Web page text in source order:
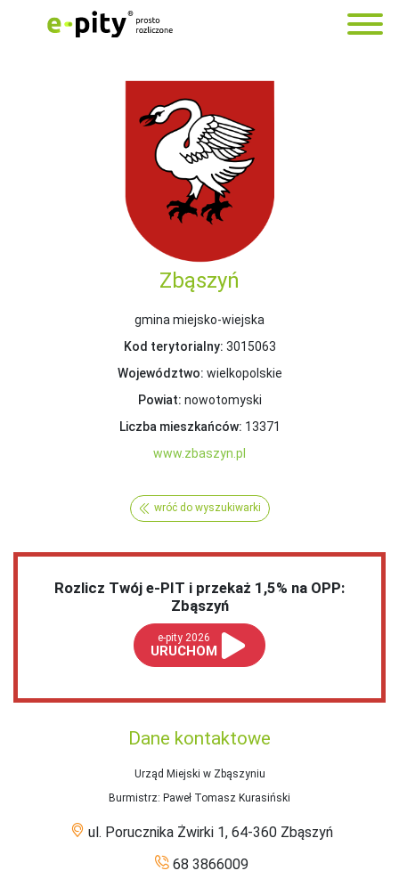
Zbąszyń
gmina miejsko-wiejska
Kod terytorialny: 3015063
Województwo: wielkopolskie
Powiat: nowotomyski
Liczba mieszkańców: 13371
www.zbaszyn.pl
wróć do wyszukiwarki
Rozlicz Twój e-PIT i przekaż 1,5% na OPP:
Zbąszyń
e-pity 2026
URUCHOM
Dane kontaktowe
Urząd Miejski w Zbąszyniu
Burmistrz: Paweł Tomasz Kurasiński
ul. Porucznika Żwirki 1, 64-360 Zbąszyń
68 3866009